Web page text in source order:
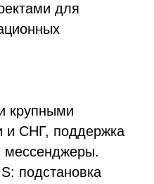
для
крупными
и СНГ, поддержка
мессенджеры.
подстановка